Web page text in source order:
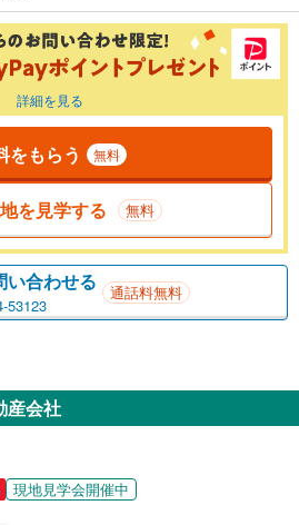
詳細を見る
をもらう 無料
を見学する 無料
い合わせる
53123
通話料無料
産会社
現地見学会開催中